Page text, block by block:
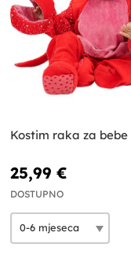
Kostim raka za bebe
25,99 €
DOSTUPNO